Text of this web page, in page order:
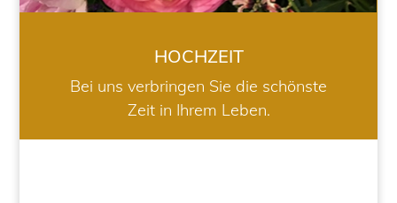
HOCHZEIT
Bei uns verbringen Sie die schönste
Zeit in Ihrem Leben.